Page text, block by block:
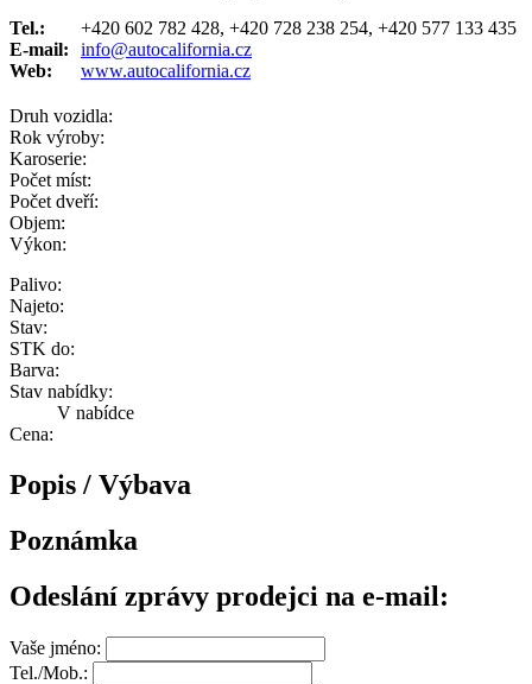
Tel.:
+420 602 782 428, +420 728 238 254, +420 577 133 435
E-mail:
info@autocalifornia.cz
Web:
www.autocalifornia.cz
Druh vozidla:
Rok výroby:
Karoserie:
Počet míst:
Počet dveří:
Objem:
Výkon:
Palivo:
Najeto:
Stav:
STK do:
Barva:
Stav nabídky:
V nabídce
Cena:
Popis / Výbava
Poznámka
Odeslání zprávy prodejci na e-mail:
Vaše jméno:
Tel./Mob.: